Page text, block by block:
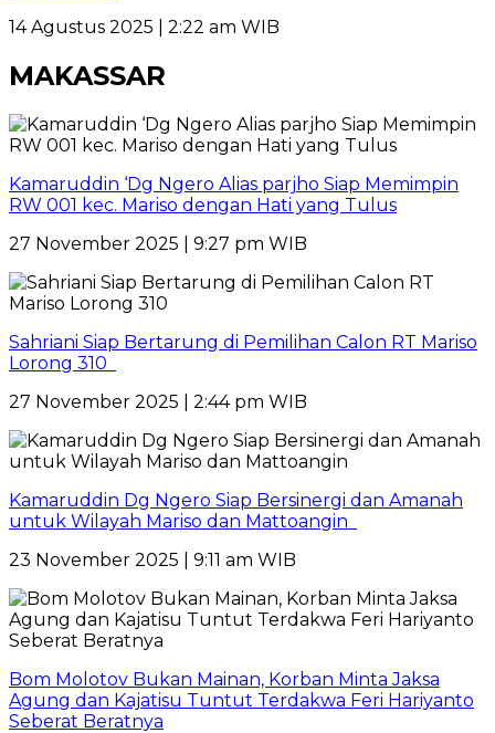
14 Agustus 2025 | 2:22 am WIB
MAKASSAR
Kamaruddin ‘Dg Ngero Alias parjho Siap Memimpin
RW 001 kec. Mariso dengan Hati yang Tulus
27 November 2025 | 9:27 pm WIB
Sahriani Siap Bertarung di Pemilihan Calon RT Mariso
Lorong 310
27 November 2025 | 2:44 pm WIB
Kamaruddin Dg Ngero Siap Bersinergi dan Amanah
untuk Wilayah Mariso dan Mattoangin
23 November 2025 | 9:11 am WIB
Bom Molotov Bukan Mainan, Korban Minta Jaksa
Agung dan Kajatisu Tuntut Terdakwa Feri Hariyanto
Seberat Beratnya